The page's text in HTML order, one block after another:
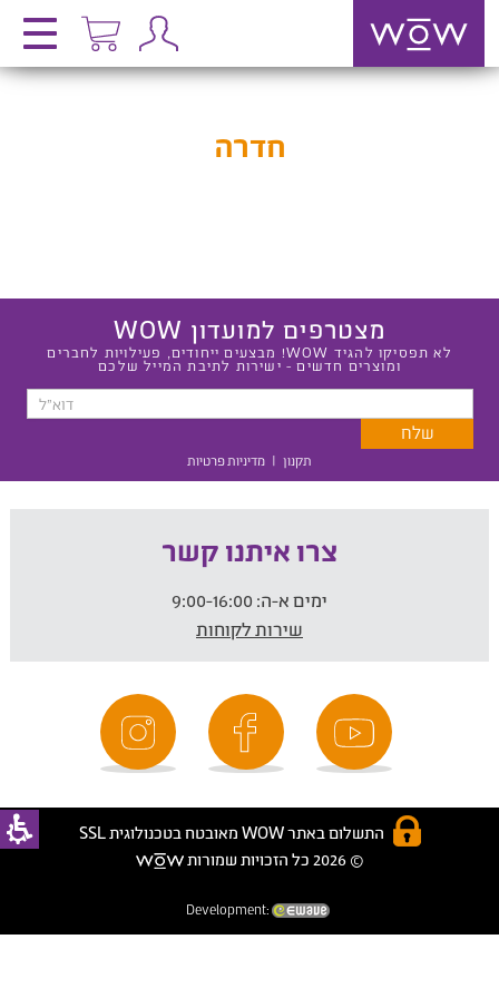
חדרה
מצטרפים למועדון WOW
לא תפסיקו להגיד WOW! מבצעים ייחודים, פעילויות לחברים
ומוצרים חדשים - ישירות לתיבת המייל שלכם
תקנון | מדיניות פרטיות
צרו איתנו קשר
ימים א-ה:
שירות לקוחות
התשלום באתר WOW מאובטח בטכנולוגית SSL
© 2026 כל הזכויות שמורות
Development: